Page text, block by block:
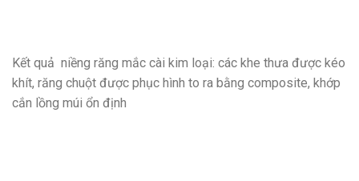
Kết quả niềng răng mắc cài kim loại: các khe thưa được kéo
khít, răng chuột được phục hình to ra bằng composite, khớp
cắn lồng múi ổn định